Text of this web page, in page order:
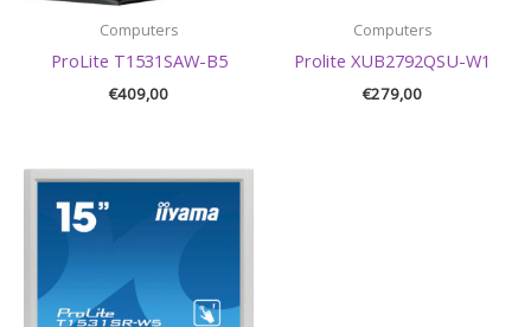
Computers
ProLite T1531SAW-B5
€409,00
Computers
Prolite XUB2792QSU-W1
€279,00